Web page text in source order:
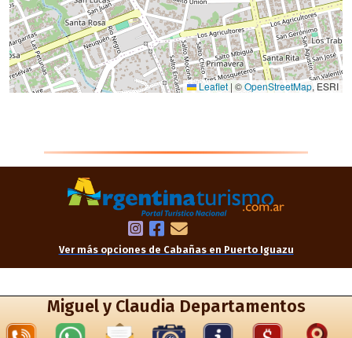
Ver más opciones de Cabañas en Puerto Iguazu
Miguel y Claudia Departamentos